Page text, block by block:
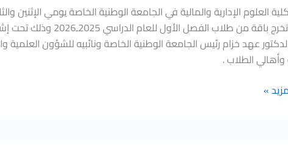
مشاريع تخرج باقة من
عهد خزام رئيس الجامعة الوطنية الخاصة ونائبيه للشؤون العلمية
وأهالي الطلاب .
»